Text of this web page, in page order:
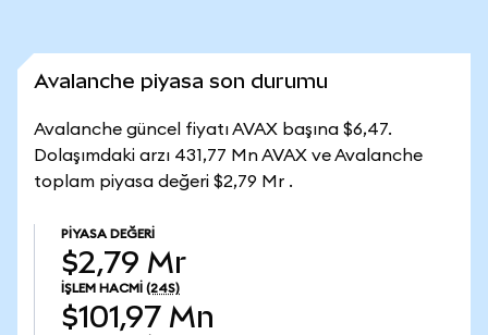
Avalanche piyasa son durumu
Avalanche güncel fiyatı AVAX başına $6,47.
Dolaşımdaki arzı 431,77 Mn AVAX ve Avalanche
toplam piyasa değeri $2,79 Mr .
PIYASA DEĞERI
$2,79 Mr
İŞLEM HACMI (24S)
$101,97 Mn